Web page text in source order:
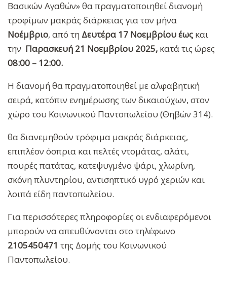
Βασικών Αγαθών» θα πραγματοποιηθεί διανομή
τροφίμων μακράς διάρκειας για τον μήνα
Νοέμβριο, από τη Δευτέρα 17 Νοεμβρίουέως και
την Παρασκευή 21 Νοεμβρίου 2025, κατά τις ώρες
08:00 – 12:00.
Η διανομή θα πραγματοποιηθεί με αλφαβητική
σειρά, κατόπιν ενημέρωσης των δικαιούχων, στον
χώρο του Κοινωνικού Παντοπωλείου (Θηβών 314).
θα διανεμηθούν τρόφιμα μακράς διάρκειας,
επιπλέον όσπρια και πελτές ντομάτας, αλάτι,
πουρές πατάτας, κατεψυγμένο ψάρι, χλωρίνη,
σκόνη πλυντηρίου, αντισηπτικό υγρό χεριών και
λοιπά είδη παντοπωλείου.
Για περισσότερες πληροφορίες οι ενδιαφερόμενοι
μπορούν να απευθύνονται στο τηλέφωνο
2105450471 της Δομής του Κοινωνικού
Παντοπωλείου.